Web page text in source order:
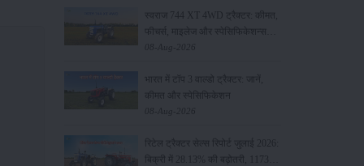
स्वराज 744 XT 4WD ट्रैक्टर: कीमत,
फीचर्स, माइलेज और स्पेसिफिकेशन्स
2026
08-Aug-2026
भारत में टॉप 3 वाल्डो ट्रैक्टर: जानें,
कीमत और स्पेसिफिकेशन
08-Aug-2026
रिटेल ट्रैक्टर सेल्स रिपोर्ट जुलाई 2026:
बिक्री में 28.13% की बढ़ोतरी, 117349